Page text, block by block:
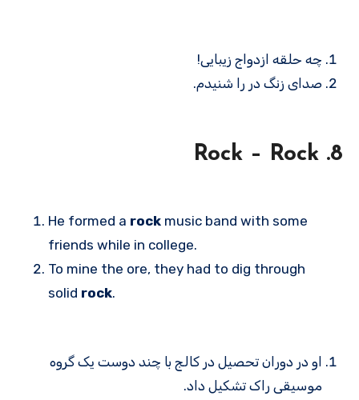
چه حلقه ازدواج زیبایی!
صدای زنگ در را شنیدم.
8. Rock – Rock
He formed a rock music band with some
friends while in college.
To mine the ore, they had to dig through
solid rock.
او در دوران تحصیل در کالج با چند دوست یک گروه
موسیقی راک تشکیل داد.